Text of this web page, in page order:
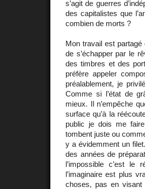
s’agit de guerres
des capitalistes que
combien de morts ?
Mon travail est
de s’échapper par le
des timbres et des
préfère appeler
préalablement, je
Comme si l’état de
mieux. Il n’empêche
surface qu’à la
public je dois me
tombent juste ou
y a évidemment un
des années de
l’impossible c’est le
l’imaginaire est plus
choses, pas en visant